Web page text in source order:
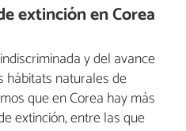
extinción en Corea
y del avance
hábitats naturales de
que en Corea hay más
extinción, entre las que